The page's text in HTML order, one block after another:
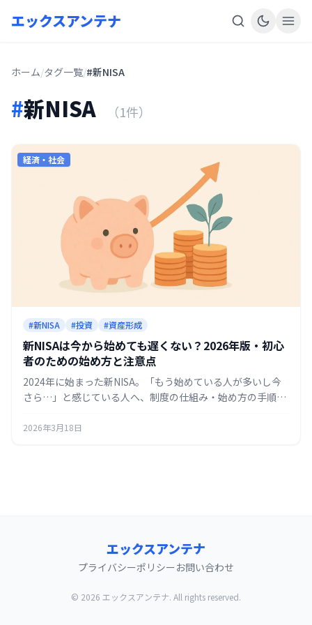
エックスアンテナ
ホーム/タグ一覧/#新NISA
#新NISA （1件）
経済・社会
#新NISA #投資 #資産形成
新NISAは今から始めても遅くない？2026年版・初心
者のための始め方と注意点
2024年に始まった新NISA。「もう始めている人が多いし今
さら…」と感じている人へ、制度の仕組み・始め方の手順・
めました。
2026年3月18日
エックスアンテナ
プライバシーポリシー お問い合わせ
© 2026 エックスアンテナ. All rights reserved.